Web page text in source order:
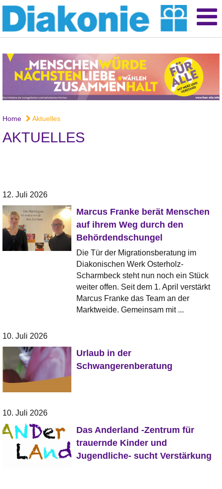
Home Aktuelles
AKTUELLES
12. Juli 2026
Marcus Franke berät Menschen
auf ihrem Weg durch den
Behördendschungel
Die Tür der Migrationsberatung im
Diakonischen Werk Osterholz-
Scharmbeck steht nun noch ein Stück
weiter offen. Seit dem 1. April verstärkt
Marcus Franke das Team an der
Marktweide. Gemeinsam mit ...
10. Juli 2026
Urlaub in der
Schwangerenberatung
10. Juli 2026
Das Anderland -Zentrum für
trauernde Kinder und
Jugendliche- sucht Verstärkung